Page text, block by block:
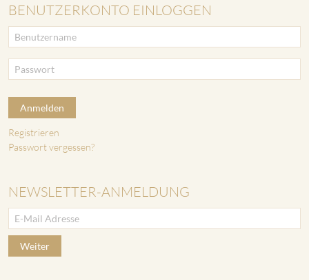
BENUTZERKONTO EINLOGGEN
Anmelden
Registrieren
Passwort vergessen?
NEWSLETTER-ANMELDUNG
Weiter